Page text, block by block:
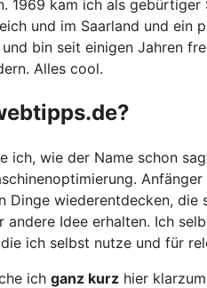
1969 kam ich als gebürtiger
und im Saarland und ein
bin seit einigen Jahren
Alles cool.
ich, wie der Name schon
Dinge wiederentdecken,
andere Idee erhalten. Ich
ich selbst nutze und für
ich ganz kurz hier